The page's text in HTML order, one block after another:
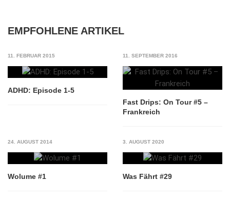
EMPFOHLENE ARTIKEL
11. FEBRUAR 2015
ADHD: Episode 1-5
11. SEPTEMBER 2016
Fast Drips: On Tour #5 –
Frankreich
24. AUGUST 2014
Wolume #1
3. AUGUST 2020
Was Fährt #29